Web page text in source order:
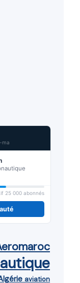
ma
25 000 abonnés
aviation